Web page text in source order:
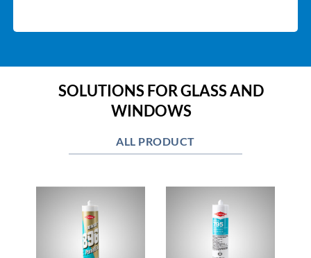
SOLUTIONS FOR GLASS AND
WINDOWS
ALL PRODUCT
DOWSIL™ 896
DOWSIL™ 795